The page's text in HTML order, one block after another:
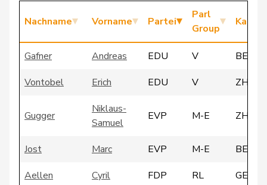
Nachname Vorname Partei
Parl
Group
Gafner Andreas EDU V
BE
Vontobel
Erich EDU V ZH
Gugger
Niklaus-
Samuel
EVP M-E ZH
Jost Marc EVP M-E
BE
Aellen
Cyril FDP RL
GE